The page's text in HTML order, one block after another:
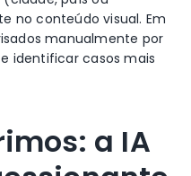
no conteúdo visual. Em
manualmente por
identificar casos mais
: a IA